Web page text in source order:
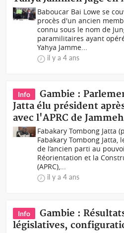
Baboucar Bai Lowe se
procès d'un ancien
connu sous le nom de
paramilitaires ayant
Yahya Jamme...
il y a 4 ans
Info
Gambie :
Jatta élu président
avec l'APRC de Jammeh
Fabakary Tombong Jatta
Fabakary Tombong
de l’ancien parti au
Réorientation et la
(APRC),...
il y a 4 ans
Info
Gambie :
législatives,